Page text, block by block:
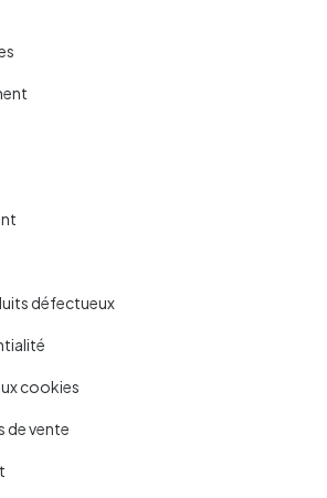
défectueux
cookies
de vente